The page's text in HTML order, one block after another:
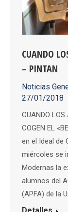
CUANDO
– PINTAN
Noticias
27/01/2018
CUANDO LOS
COGEN EL
en el Ideal de
miércoles se
Modernas la
alumnos del
(APFA) de la